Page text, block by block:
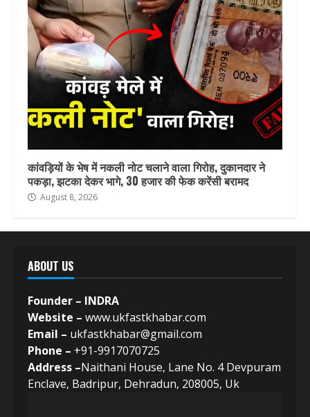
कांवड़ियों के भेष में नकली नोट चलाने वाला गिरोह, दुकानदार ने
पकड़ा, झटका देकर भागे, 30 हजार की फेक करेंसी बरामद
August 8, 2026
ABOUT US
Founder – INDRA
Website – www.ukfastkhabar.com
Email – ukfastkhabar@gmail.com
Phone – +91-9917070725
Address –Naithani House, Lane No. 4 Devpuram
Enclave, Badripur, Dehradun, 208005, Uk